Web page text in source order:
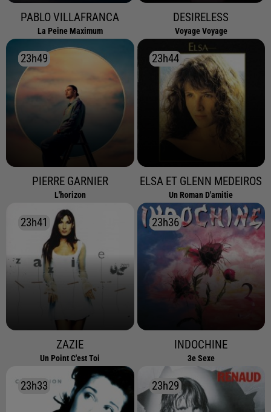
PABLO VILLAFRANCA
La Peine Maximum
DESIRELESS
Voyage Voyage
23h49
23h49
PIERRE GARNIER
L'horizon
23h44
23h44
ELSA ET GLENN MEDEIROS
Un Roman D'amitie
23h41
23h41
ZAZIE
Un Point C'est Toi
23h36
23h36
INDOCHINE
3e Sexe
23h33
23h33 23h29
23h29